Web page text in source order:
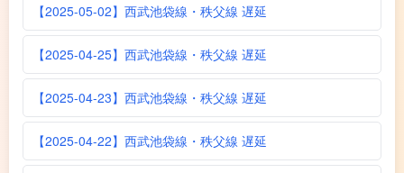
【2025-05-02】西武池袋線・秩父線 遅延
【2025-04-25】西武池袋線・秩父線 遅延
【2025-04-23】西武池袋線・秩父線 遅延
【2025-04-22】西武池袋線・秩父線 遅延